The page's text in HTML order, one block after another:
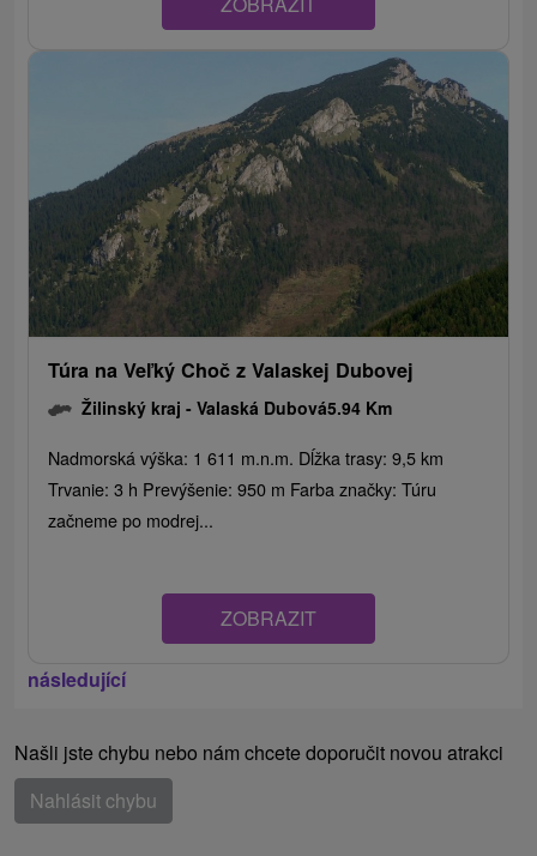
Túra na Veľký Choč z Valaskej Dubovej
Žilinský kraj -Valaská Dubová5.94 Km
Nadmorská výška: 1 611 m.n.m. Dĺžka trasy: 9,5 km
Trvanie: 3 h Prevýšenie: 950 m Farba značky: Túru
začneme po modrej...
ZOBRAZIT
následující
Našli jste chybu nebo nám chcete doporučit novou atrakci
Nahlásit chybu